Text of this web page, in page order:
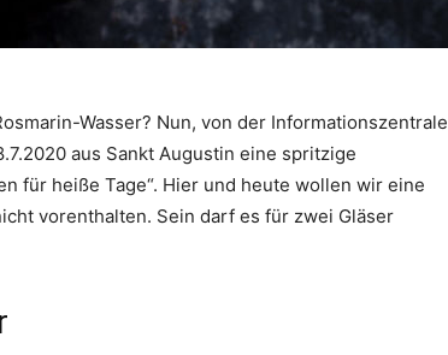
Wasser? Nun, von der Informationszentrale
aus Sankt Augustin eine spritzige
für heiße Tage“. Hier und heute wollen wir eine
vorenthalten. Sein darf es für zwei Gläser